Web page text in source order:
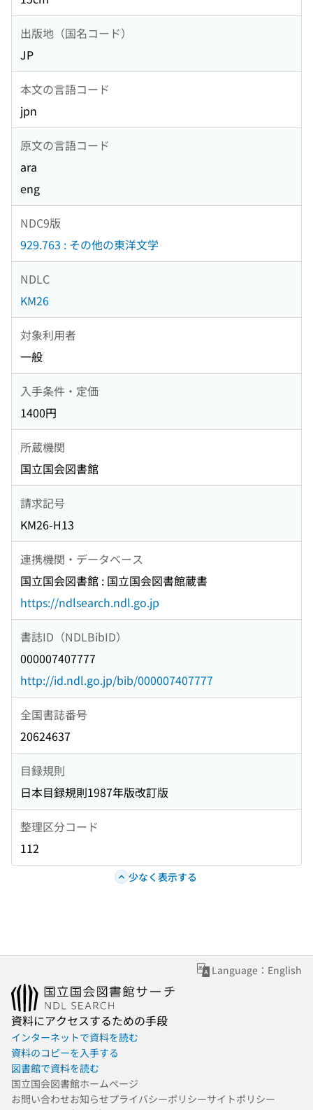
出版地（国名コード）
JP
本文の言語コード
jpn
原文の言語コード
ara
eng
NDC9版
929.763 : その他の東洋文学
NDLC
KM26
対象利用者
一般
入手条件・定価
1400円
所蔵機関
国立国会図書館
請求記号
KM26-H13
連携機関・データベース
国立国会図書館 : 国立国会図書館蔵書
https://ndlsearch.ndl.go.jp
書誌ID（NDLBibID）
000007407777
http://id.ndl.go.jp/bib/000007407777
全国書誌番号
20624637
目録規則
日本目録規則1987年版改訂版
整理区分コード
112
少なく表示する
Language：English
資料にアクセスするための手段
インターネットで資料を読む
資料のコピーを入手する
図書館で資料を読む
国立国会図書館ホームページ
お問い合わせお知らせプライバシーポリシーサイトポリシー